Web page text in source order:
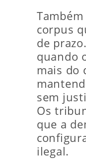
corpus
de
quando
mais do
sem
Os
que a
ilegal.